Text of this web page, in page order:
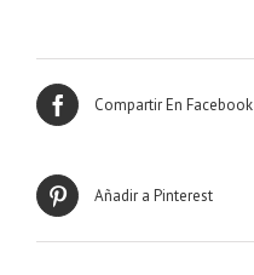
Compartir En Facebook
Añadir a Pinterest